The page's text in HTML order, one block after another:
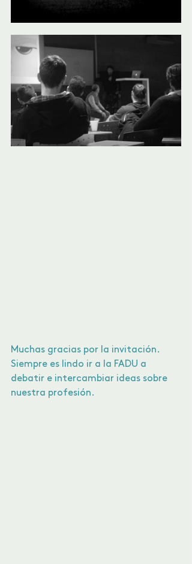
Muchas gracias por la invitación.
Siempre es lindo ir a la FADU a
debatir e intercambiar ideas sobre
nuestra profesión.